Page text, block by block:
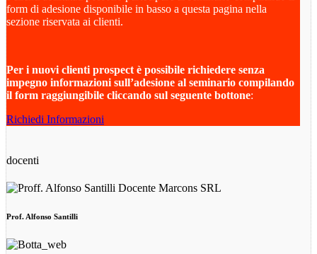
form di adesione disponibile in basso a questa pagina nella
sezione riservata ai clienti.
Per i nuovi clienti prospect è possibile richiedere senza
impegno informazioni sull’adesione al seminario compilando
il form raggiungibile cliccando sul seguente bottone:
Richiedi Informazioni
docenti
Prof. Alfonso Santilli